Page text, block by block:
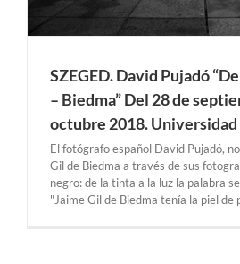
SZEGED. David Pujadó
– Biedma” Del 28 de
octubre 2018. Universidad
El fotógrafo español David Pujadó,
Gil de Biedma a través de sus
negro: de la tinta a la luz la palabra
"Jaime Gil de Biedma tenía la piel de